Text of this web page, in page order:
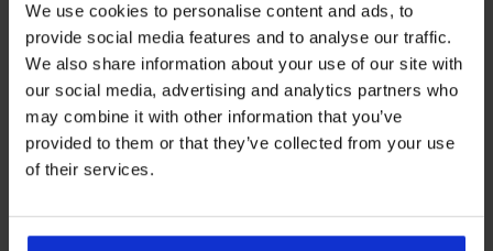
We use cookies to personalise content and ads, to
provide social media features and to analyse our traffic.
We also share information about your use of our site with
our social media, advertising and analytics partners who
may combine it with other information that you’ve
provided to them or that they’ve collected from your use
of their services.
Bestseller
5
Grudnjak Spacer Delicate
Flower
41,99 €
-20% GET20
4,8
Grudnjak Maia 4D Soft Control
Deluxe podstavljeni